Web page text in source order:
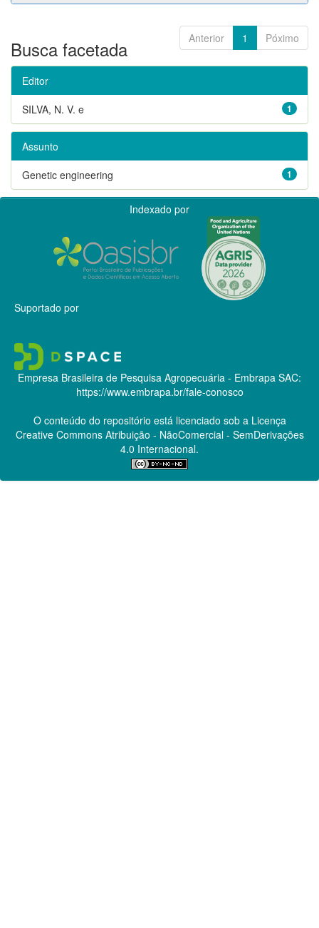
Anterior 1 Póximo
Busca facetada
Editor
1
SILVA, N. V. e
Assunto
1
Genetic engineering
Indexado por
Suportado por
Empresa Brasileira de Pesquisa Agropecuária - Embrapa SAC:
https://www.embrapa.br/fale-conosco
O conteúdo do repositório está licenciado sob a Licença
Creative CommonsAtribuição - NãoComercial - SemDerivações
4.0 Internacional.